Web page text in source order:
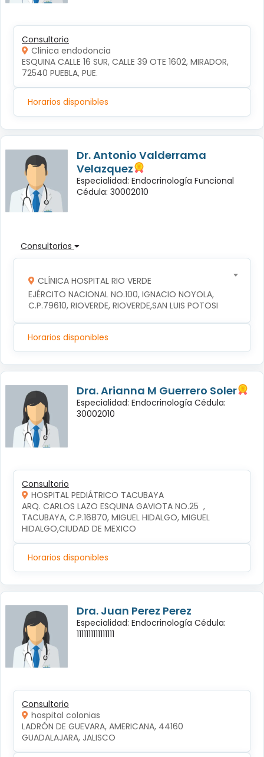
Consultorio
Clinica endodoncia
ESQUINA CALLE 16 SUR, CALLE 39 OTE 1602, MIRADOR,
72540 PUEBLA, PUE.
Horarios disponibles
Dr. Antonio Valderrama
Velazquez
Especialidad: Endocrinología Funcional
Cédula: 30002010
Consultorios
CLÍNICA HOSPITAL RIO VERDE
EJÉRCITO NACIONAL NO.100, IGNACIO NOYOLA,
C.P.79610, RIOVERDE, RIOVERDE,SAN LUIS POTOSI
Horarios disponibles
Dra. Arianna M Guerrero Soler
Especialidad: Endocrinología Cédula:
30002010
Consultorio
HOSPITAL PEDIÁTRICO TACUBAYA
ARQ. CARLOS LAZO ESQUINA GAVIOTA NO.25  ,
TACUBAYA, C.P.16870, MIGUEL HIDALGO, MIGUEL
HIDALGO,CIUDAD DE MEXICO
Horarios disponibles
Dra. Juan Perez Perez
Especialidad: Endocrinología Cédula:
1111111111111111
Consultorio
hospital colonias
LADRÓN DE GUEVARA, AMERICANA, 44160
GUADALAJARA, JALISCO